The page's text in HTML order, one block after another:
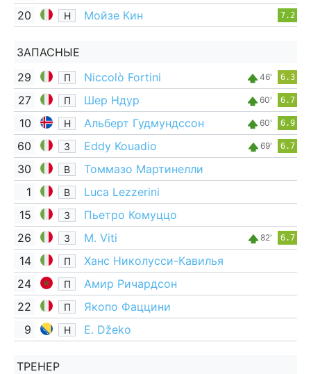
20 Н Мойзе Кин 7.2
ЗАПАСНЫЕ
29
П Niccolò Fortini 46' 6.3
27 П Шер Ндур 60' 6.7
10 Н Альберт Гудмундссон 60' 6.9
60 З Eddy Kouadio 69' 6.7
30 В
Томмазо Мартинелли
1
В
Luca Lezzerini
15
З
Пьетро Комуццо
26
З M. Viti 82' 6.7
14 П
Ханс Николусси-Кавилья
24
П
Амир Ричардсон
22
П
Якопо Фаццини
9
Н E. Džeko
ТРЕНЕР